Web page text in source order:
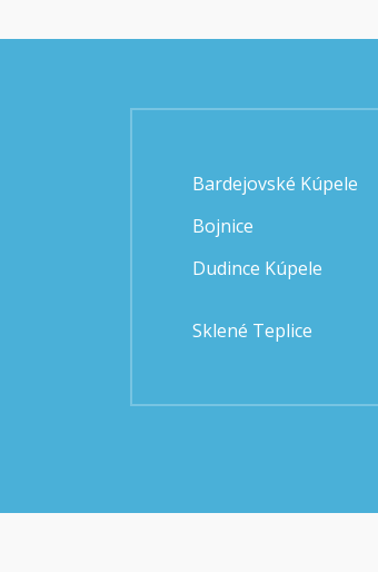
Bardejovské Kúpele
Bojnice
Dudince Kúpele
Sklené Teplice